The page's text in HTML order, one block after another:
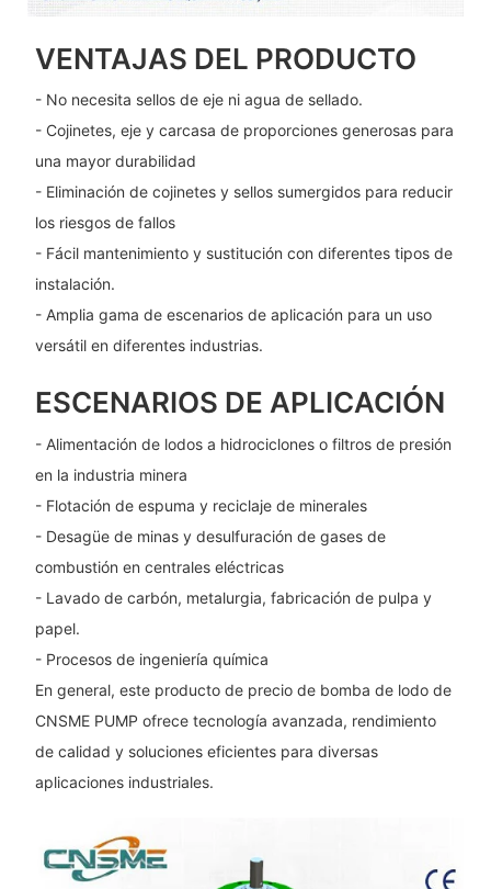
VENTAJAS DEL PRODUCTO
- No necesita sellos de eje ni agua de sellado.
- Cojinetes, eje y carcasa de proporciones generosas para
una mayor durabilidad
- Eliminación de cojinetes y sellos sumergidos para reducir
los riesgos de fallos
- Fácil mantenimiento y sustitución con diferentes tipos de
instalación.
- Amplia gama de escenarios de aplicación para un uso
versátil en diferentes industrias.
ESCENARIOS DE APLICACIÓN
- Alimentación de lodos a hidrociclones o filtros de presión
en la industria minera
- Flotación de espuma y reciclaje de minerales
- Desagüe de minas y desulfuración de gases de
combustión en centrales eléctricas
- Lavado de carbón, metalurgia, fabricación de pulpa y
papel.
- Procesos de ingeniería química
En general, este producto de precio de bomba de lodo de
CNSME PUMP ofrece tecnología avanzada, rendimiento
de calidad y soluciones eficientes para diversas
aplicaciones industriales.